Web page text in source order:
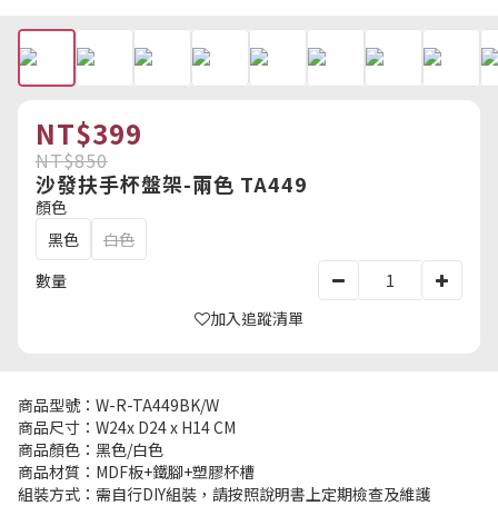
NT$399
NT$850
沙發扶手杯盤架-兩色 TA449
顏色
黑色
白色
數量
加入追蹤清單
商品型號：W-R-TA449BK/W
商品尺寸：W24x D24 x H14 CM
商品顏色：黑色/白色
商品材質：MDF板+鐵腳+塑膠杯槽
組裝方式：需自行DIY組裝，請按照說明書上定期檢查及維護